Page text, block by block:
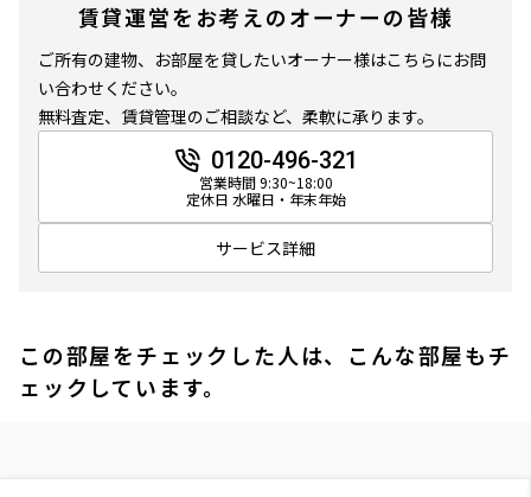
賃貸運営をお考えのオーナーの皆様
ご所有の建物、お部屋を貸したいオーナー様はこちらにお問
い合わせください。
無料査定、賃貸管理のご相談など、柔軟に承ります。
0120-496-321
営業時間 9:30~18:00
定休日 水曜日・年末年始
サービス詳細
この部屋をチェックした人は、こんな部屋もチ
ェックしています。